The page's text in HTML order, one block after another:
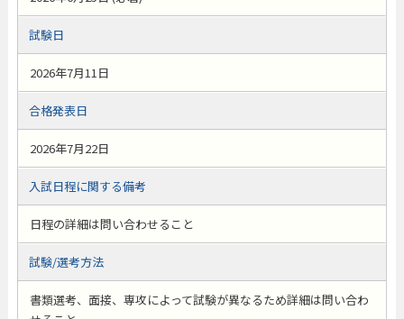
試験日
2026年7月11日
合格発表日
2026年7月22日
入試日程に関する備考
日程の詳細は問い合わせること
試験/選考方法
書類選考、面接、専攻によって試験が異なるため詳細は問い合わ